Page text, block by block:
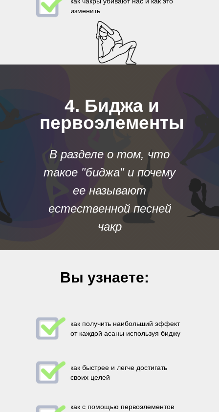
изменить
4. Биджа и
первоэлементы
В разделе о том, что
такое "биджа" и почему
ее называют
естественной песней
чакр
Вы узнаете:
как быстрее и легче достигать
своих целей
как с помощью первоэлементов
как получить наибольший эффект
от каждой асаны используя биджу